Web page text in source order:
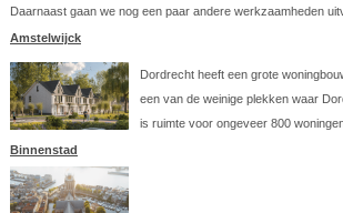
Daarnaast gaan we nog een paar andere werkzaamheden
Amstelwijck
Dordrecht heeft een grote
een van de weinige plekken waar
is ruimte voor ongeveer 800
Binnenstad